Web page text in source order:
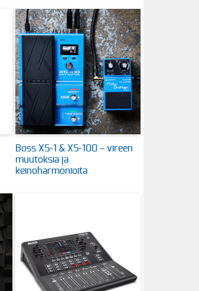
Boss XS-1 & XS-100 – vireen
muutoksia ja
keinoharmonioita